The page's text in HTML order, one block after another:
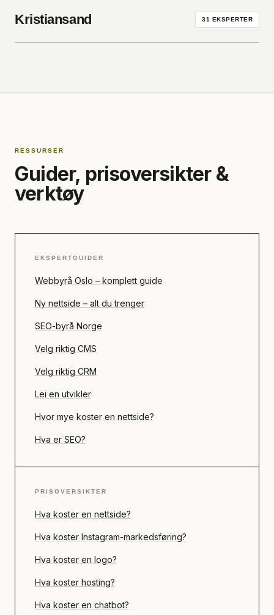
Kristiansand 31 EKSPERTER
RESSURSER
Guider, prisoversikter &
verktøy
EKSPERTGUIDER
Webbyrå Oslo – komplett guide
Ny nettside – alt du trenger
SEO-byrå Norge
Velg riktig CMS
Velg riktig CRM
Lei en utvikler
Hvor mye koster en nettside?
Hva er SEO?
PRISOVERSIKTER
Hva koster en nettside?
Hva koster Instagram-markedsføring?
Hva koster en logo?
Hva koster hosting?
Hva koster en chatbot?